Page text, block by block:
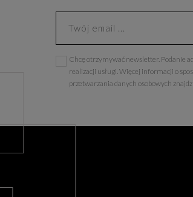
Chcę otrzymywać newsletter. Podanie
realizacji usługi. Więcej informacji o
przetwarzania danych osobowych